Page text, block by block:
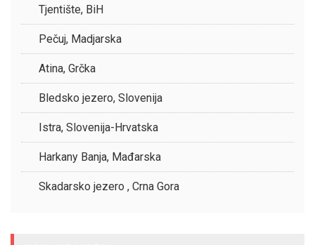
Tjentište, BiH
Pečuj, Madjarska
Atina, Grčka
Bledsko jezero, Slovenija
Istra, Slovenija-Hrvatska
Harkany Banja, Mađarska
Skadarsko jezero , Crna Gora